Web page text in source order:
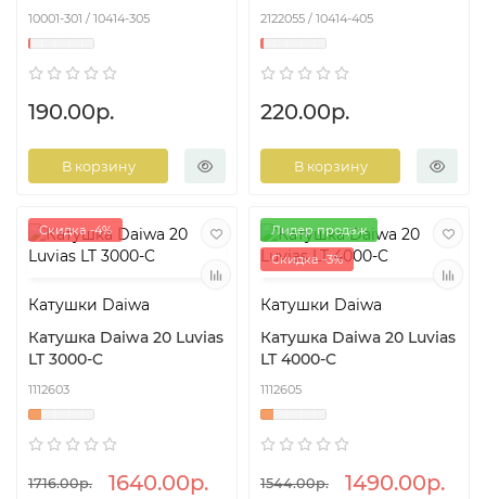
10001-301 / 10414-305
190.00р.
В корзину
2122055 / 10414-405
220.00р.
В корзину
Скидка -4%
Катушки Daiwa
Катушка Daiwa 20 Luvias
LT 3000-C
1112603
1716.00р. 1640.00р.
Лидер продаж
Скидка -3%
Катушки Daiwa
Катушка Daiwa 20 Luvias
LT 4000-C
1112605
1544.00р. 1490.00р.